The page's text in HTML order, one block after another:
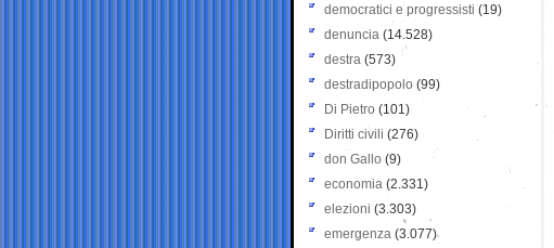
democratici e progressisti (19)
denuncia (14.528)
destra (573)
destradipopolo (99)
Di Pietro (101)
Diritti civili (276)
don Gallo (9)
economia (2.331)
elezioni (3.303)
emergenza (3.077)